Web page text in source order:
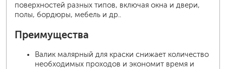
поверхностей разных типов, включая окна и двери,
полы, бордюры, мебель и др..
Преимущества
Валик малярный для краски снижает количество
необходимых проходов и экономит время и